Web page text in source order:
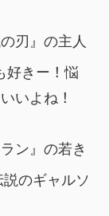
刃』の主人
好きー！悩
いよね！
ン』の若き
のギャルソ